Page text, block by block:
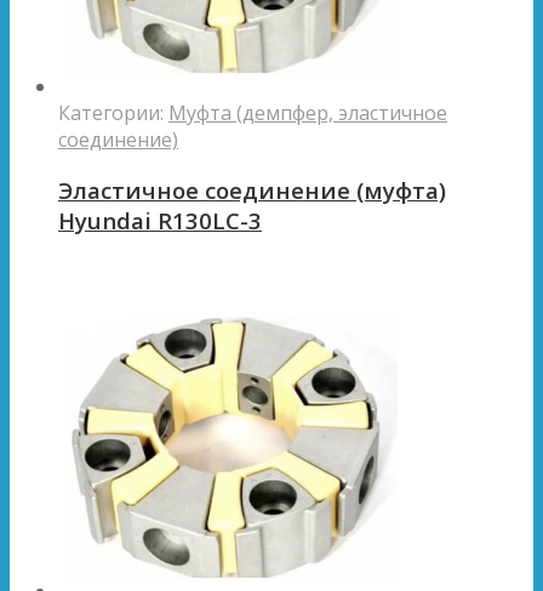
Категории: Муфта (демпфер, эластичное
соединение)
Эластичное соединение (муфта)
Hyundai R130LC-3